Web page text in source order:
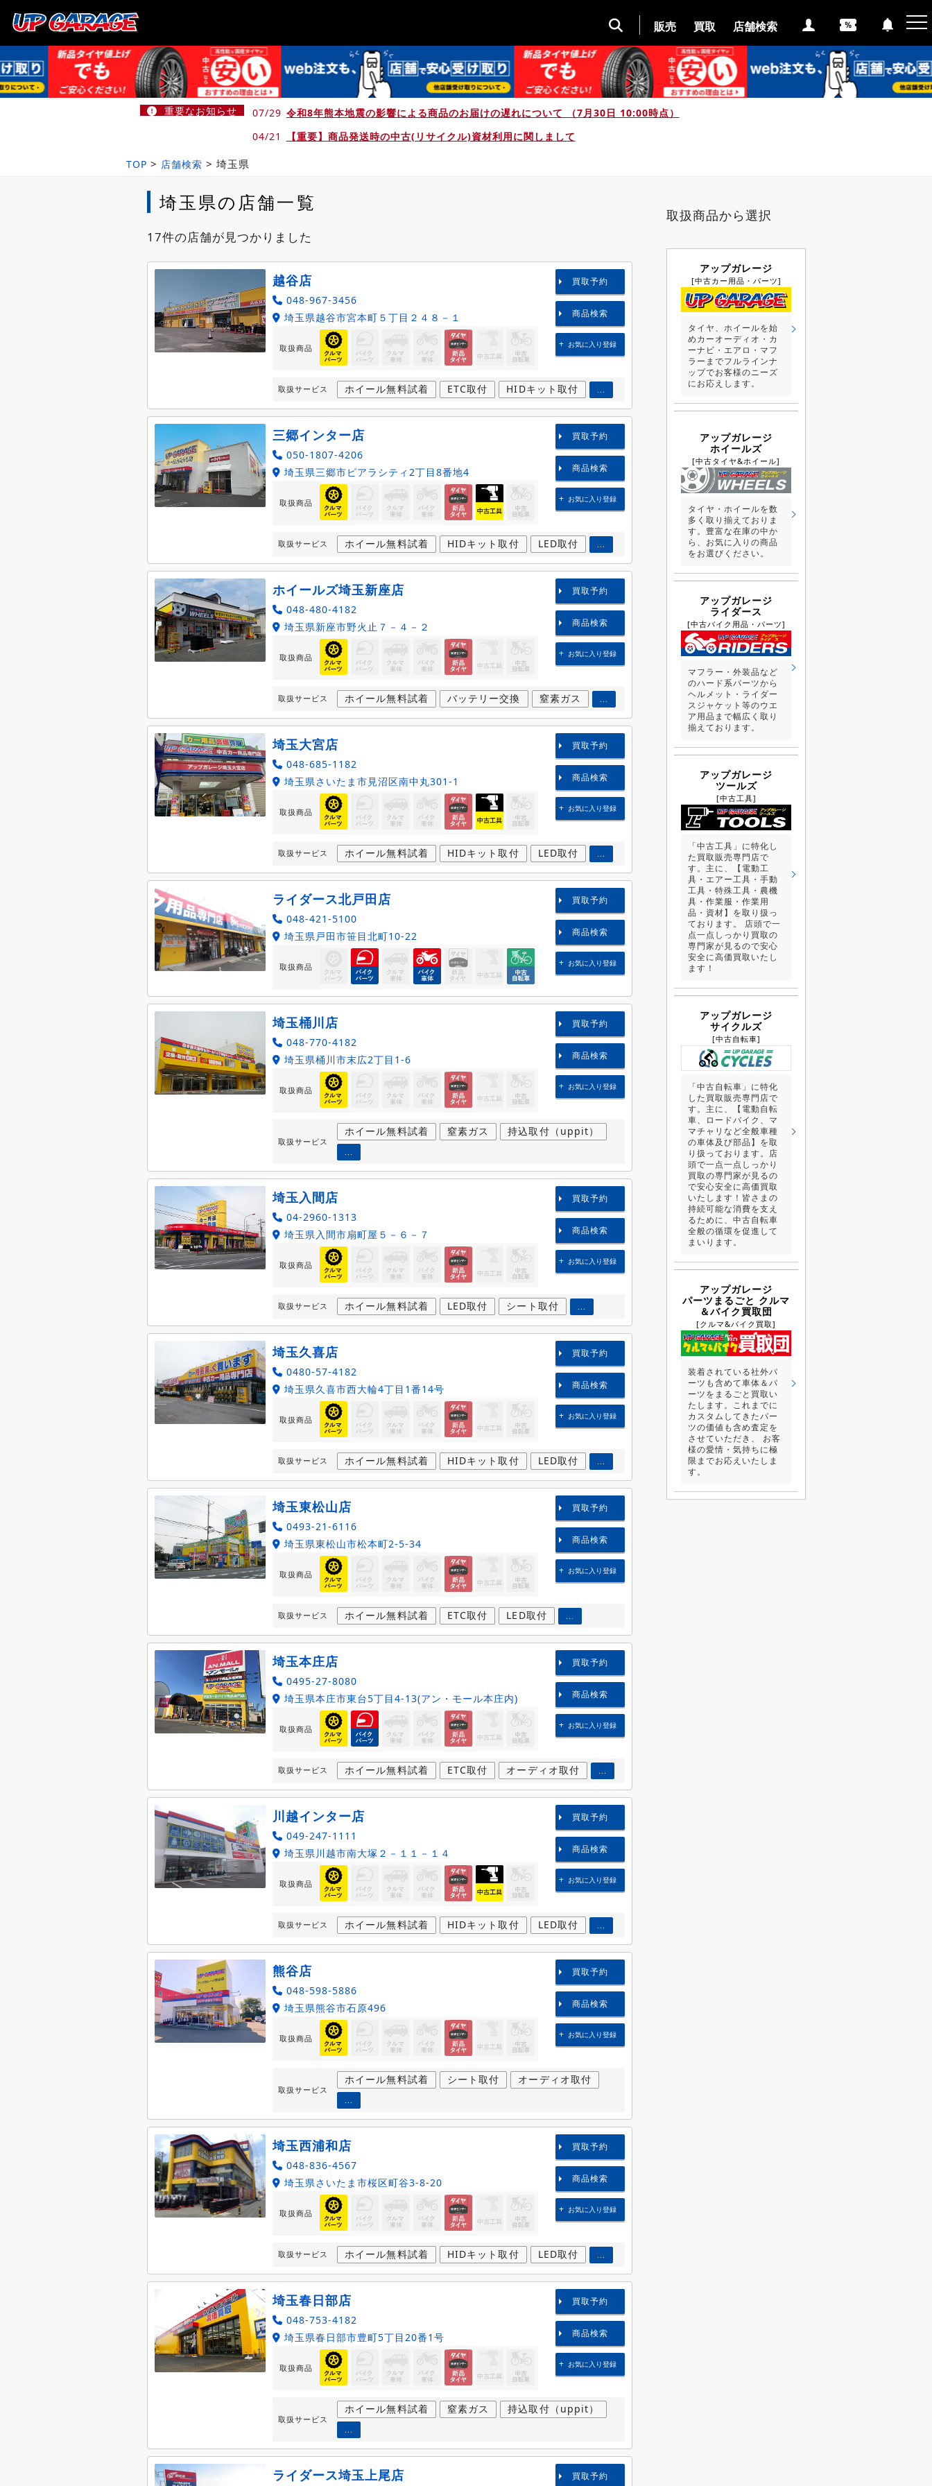
販売 買取 店舗検索
重要なお知らせ 07/29 令和8年熊本地震の影響による商品のお届けの遅れについて （7月30日 10:00時点）
04/21
【重要】商品発送時の中古(リサイクル)資材利用に関しまして
TOP > 店舗検索 > 埼玉県
埼玉県の店舗一覧
17件の店舗が見つかりました
越谷店
048-967-3456
埼玉県越谷市宮本町５丁目２４８－１
取扱商品
取扱サービス ホイール無料試着 ETC取付 HIDキット取付 ...
買取予約
商品検索
お気に入り登録
三郷インター店
050-1807-4206
埼玉県三郷市ピアラシティ2丁目8番地4
取扱商品
取扱サービス ホイール無料試着 HIDキット取付 LED取付 ...
買取予約
商品検索
お気に入り登録
ホイールズ埼玉新座店
048-480-4182
埼玉県新座市野火止７－４－２
取扱商品
取扱サービス ホイール無料試着 バッテリー交換 窒素ガス ...
買取予約
商品検索
お気に入り登録
埼玉大宮店
048-685-1182
埼玉県さいたま市見沼区南中丸301-1
取扱商品
取扱サービス ホイール無料試着 HIDキット取付 LED取付 ...
買取予約
商品検索
お気に入り登録
ライダース北戸田店
048-421-5100
埼玉県戸田市笹目北町10-22
取扱商品
買取予約
商品検索
お気に入り登録
埼玉桶川店
048-770-4182
埼玉県桶川市末広2丁目1-6
取扱商品
取扱サービス
ホイール無料試着 窒素ガス 持込取付（uppit）
...
買取予約
商品検索
お気に入り登録
埼玉入間店
04-2960-1313
埼玉県入間市扇町屋５－６－７
取扱商品
取扱サービス ホイール無料試着 LED取付 シート取付 ...
買取予約
商品検索
お気に入り登録
埼玉久喜店
0480-57-4182
埼玉県久喜市西大輪4丁目1番14号
取扱商品
取扱サービス ホイール無料試着 HIDキット取付 LED取付 ...
買取予約
商品検索
お気に入り登録
埼玉東松山店
0493-21-6116
埼玉県東松山市松本町2-5-34
取扱商品
取扱サービス ホイール無料試着 ETC取付 LED取付 ...
買取予約
商品検索
お気に入り登録
埼玉本庄店
0495-27-8080
埼玉県本庄市東台5丁目4-13(アン・モール本庄内)
取扱商品
取扱サービス ホイール無料試着 ETC取付 オーディオ取付 ...
買取予約
商品検索
お気に入り登録
川越インター店
049-247-1111
埼玉県川越市南大塚２－１１－１４
取扱商品
取扱サービス ホイール無料試着 HIDキット取付 LED取付 ...
買取予約
商品検索
お気に入り登録
熊谷店
048-598-5886
埼玉県熊谷市石原496
取扱商品
取扱サービス
ホイール無料試着 シート取付 オーディオ取付
...
買取予約
商品検索
お気に入り登録
埼玉西浦和店
048-836-4567
埼玉県さいたま市桜区町谷3-8-20
取扱商品
取扱サービス ホイール無料試着 HIDキット取付 LED取付 ...
買取予約
商品検索
お気に入り登録
埼玉春日部店
048-753-4182
埼玉県春日部市豊町5丁目20番1号
取扱商品
取扱サービス
ホイール無料試着 窒素ガス 持込取付（uppit）
...
買取予約
商品検索
お気に入り登録
ライダース埼玉上尾店 買取予約
取扱商品から選択
アップガレージ
[中古カー用品・パーツ]
タイヤ、ホイールを始
めカーオーディオ・カ
ーナビ・エアロ・マフ
ラーまでフルラインナ
ップでお客様のニーズ
にお応えします。
アップガレージ
ホイールズ
[中古タイヤ&ホイール]
タイヤ・ホイールを数
多く取り揃えておりま
す。豊富な在庫の中か
ら、お気に入りの商品
をお選びください。
アップガレージ
ライダース
[中古バイク用品・パーツ]
マフラー・外装品など
のハード系パーツから
ヘルメット・ライダー
スジャケット等のウエ
ア用品まで幅広く取り
揃えております。
アップガレージ
ツールズ
[中古工具]
「中古工具」に特化し
た買取販売専門店で
す。主に、【電動工
具・エアー工具・手動
工具・特殊工具・農機
具・作業服・作業用
品・資材】を取り扱っ
ております。 店頭で一
点一点しっかり買取の
専門家が見るので安心
安全に高価買取いたし
ます！
アップガレージ
サイクルズ
[中古自転車]
「中古自転車」に特化
した買取販売専門店で
す。主に、【電動自転
車、ロードバイク、マ
マチャリなど全般車種
の車体及び部品】を取
り扱っております。店
頭で一点一点しっかり
買取の専門家が見るの
で安心安全に高価買取
いたします！皆さまの
持続可能な消費を支え
るために、中古自転車
全般の循環を促進して
まいります。
アップガレージ
パーツまるごと クルマ
＆バイク買取団
[クルマ&バイク買取]
装着されている社外パ
ーツも含めて車体＆パ
ーツをまるごと買取い
たします。これまでに
カスタムしてきたパー
ツの価値も含め査定を
させていただき、 お客
様の愛情・気持ちに極
限までお応えいたしま
す。